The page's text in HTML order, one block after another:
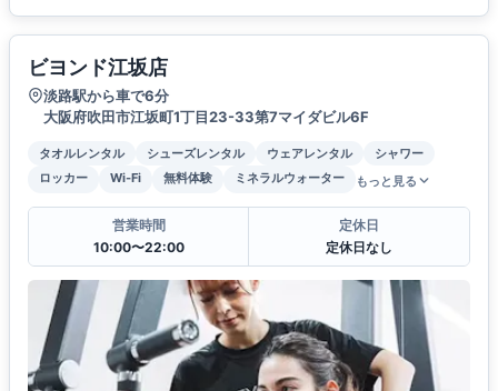
ビヨンド江坂店
淡路駅から車で6分
大阪府吹田市江坂町1丁目23-33第7マイダビル6F
タオルレンタル シューズレンタル ウェアレンタル
シャワー
ロッカー
Wi-Fi 無料体験 ミネラルウォーター もっと見る
営業時間
10:00〜22:00
定休日
定休日なし